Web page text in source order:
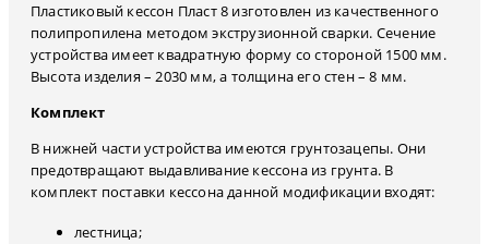
Пластиковый кессон Пласт 8 изготовлен из качественного
полипропилена методом экструзионной сварки. Сечение
устройства имеет квадратную форму со стороной 1500 мм.
Высота изделия – 2030 мм, а толщина его стен – 8 мм.
Комплект
В нижней части устройства имеются грунтозацепы. Они
предотвращают выдавливание кессона из грунта. В
комплект поставки кессона данной модификации входят:
лестница;